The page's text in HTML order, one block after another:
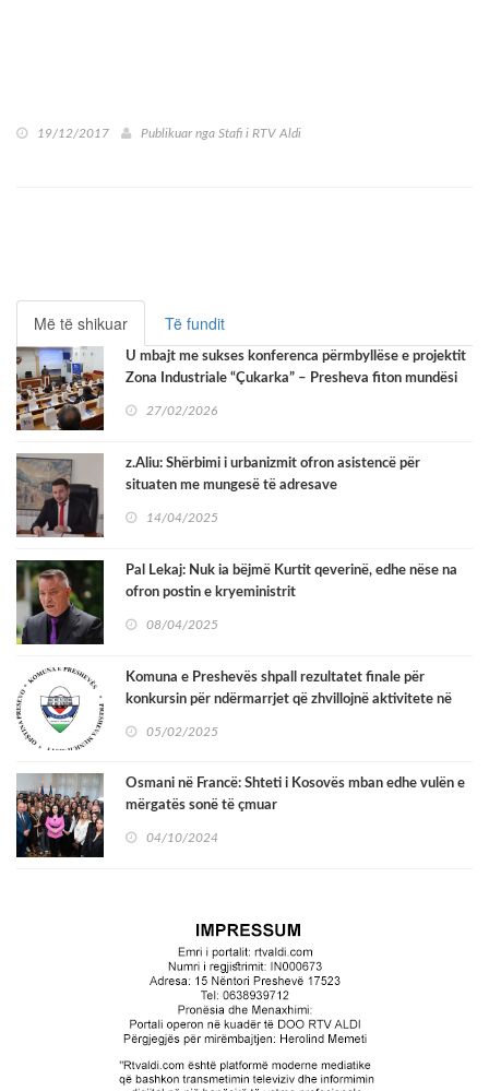
19/12/2017 Publikuar nga Stafi i RTV Aldi
Më të shikuar Të fundit
U mbajt me sukses konferenca përmbyllëse e projektit
Zona Industriale “Çukarka” – Presheva fiton mundësi
27/02/2026
z.Aliu: Shërbimi i urbanizmit ofron asistencë për
situaten me mungesë të adresave
14/04/2025
Pal Lekaj: Nuk ia bëjmë Kurtit qeverinë, edhe nëse na
ofron postin e kryeministrit
08/04/2025
Komuna e Preshevës shpall rezultatet finale për
konkursin për ndërmarrjet që zhvillojnë aktivitete në
05/02/2025
Osmani në Francë: Shteti i Kosovës mban edhe vulën e
mërgatës sonë të çmuar
04/10/2024